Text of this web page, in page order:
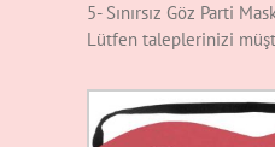
5- Sınırsız Göz Parti
Lütfen taleplerinizi